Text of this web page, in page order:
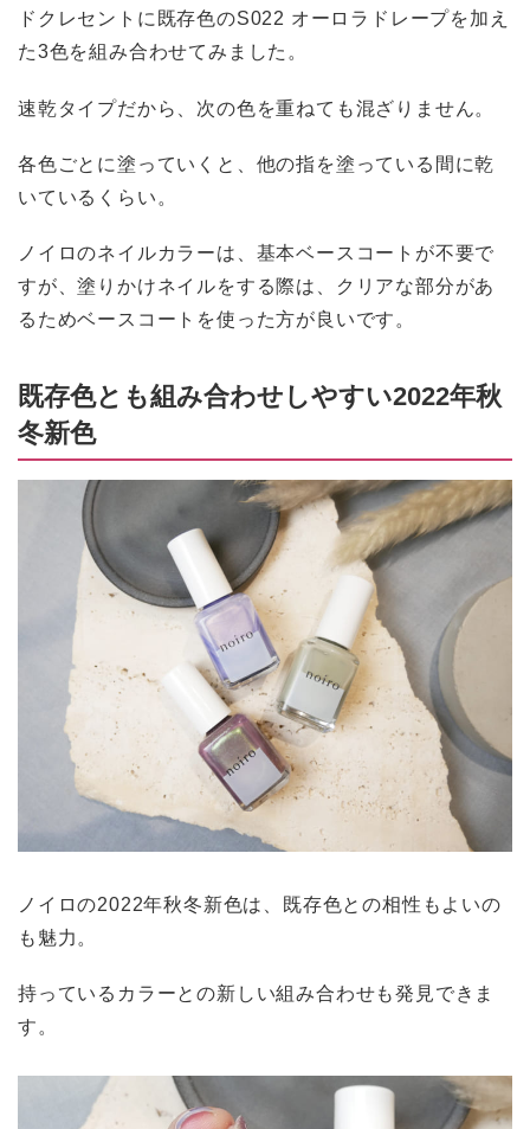
ドクレセントに既存色のS022 オーロラドレープを加え
た3色を組み合わせてみました。
速乾タイプだから、次の色を重ねても混ざりません。
各色ごとに塗っていくと、他の指を塗っている間に乾
いているくらい。
ノイロのネイルカラーは、基本ベースコートが不要で
すが、塗りかけネイルをする際は、クリアな部分があ
るためベースコートを使った方が良いです。
既存色とも組み合わせしやすい2022年秋
冬新色
ノイロの2022年秋冬新色は、既存色との相性もよいの
も魅力。
持っているカラーとの新しい組み合わせも発見できま
す。